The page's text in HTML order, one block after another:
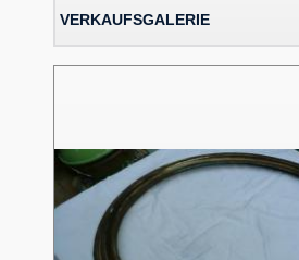
VERKAUFSGALERIE